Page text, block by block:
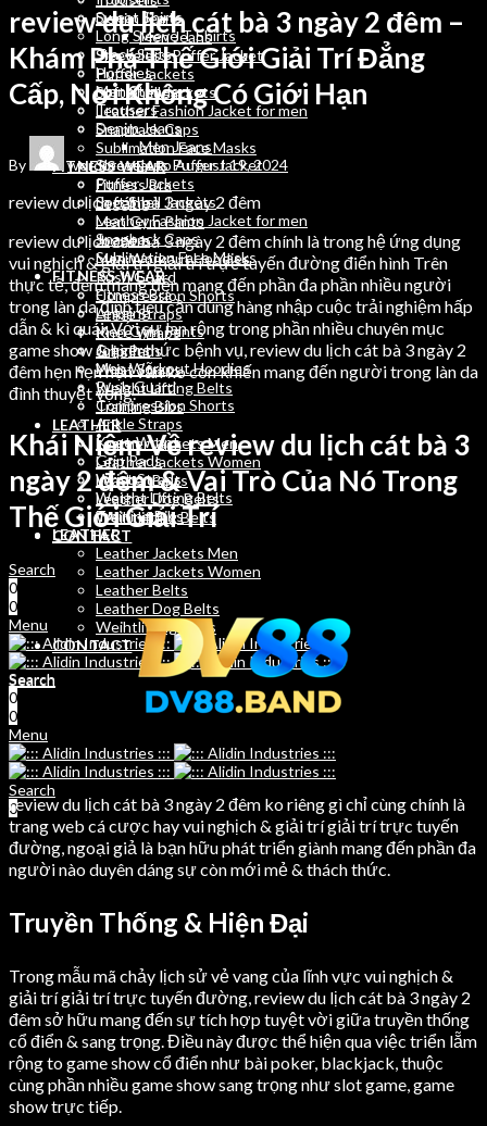
Denim Jeans
Men Jeans
Sleeveless Puffer Jacket
Puffer Jackets
Soft Shell Jackets
Leather Fashion Jacket for men
Snapback Caps
Sublimation Face Masks
FITNESS WEAR
Fitness Bra
Legging
Men Gym Pants
Joggers
Men Workout Hoodies
Rush Guard
Compression Shorts
Ankle Straps
Knee Wraps
Grip Pads
Wrist Straps
Weight Lifting Belts
Training Bibs
LEATHER
Leather Jackets Men
Leather Jackets Women
Leather Belts
Leather Dog Belts
Weihtlifting Belts
CONTACT
Search
0
0
Menu
Search
0
Sweat Shirts
Long Sleeve T Shirts
Track Suits
Hoodies
Men Stringers
Trousers
Denim Jeans
Men Jeans
Sleeveless Puffer Jacket
Puffer Jackets
Soft Shell Jackets
Leather Fashion Jacket for men
Snapback Caps
Sublimation Face Masks
FITNESS WEAR
Fitness Bra
Legging
Men Gym Pants
Joggers
Men Workout Hoodies
Rush Guard
Compression Shorts
Ankle Straps
Knee Wraps
Grip Pads
Wrist Straps
Weight Lifting Belts
Training Bibs
LEATHER
Leather Jackets Men
Leather Jackets Women
Leather Belts
Leather Dog Belts
Weihtlifting Belts
CONTACT
Search
0
0
Menu
Search
0
review du lịch cát bà 3 ngày 2 đêm –
Khám Phá Thế Giới Giải Trí Đẳng
Cấp, Nơi Không Có Giới Hạn
By wordpressauto August 19, 2024
review du lịch cát bà 3 ngày 2 đêm
review du lịch cát bà 3 ngày 2 đêm chính là trong hệ ứng dụng
vui nghịch & giải trí giải trí trực tuyến đường điển hình Trên
thực tế, đem mang đến mang đến phần đa phần nhiều người
trong làn da đình tiêu cần dùng hàng nhập cuộc trải nghiệm hấp
dẫn & kì quái. Với sự lan rộng trong phần nhiều chuyên mục
game show & hình thức bệnh vụ, review du lịch cát bà 3 ngày 2
đêm hẹn hẹn hẹn vẫn ko còn khiến mang đến người trong làn da
đình thuyệt vọng.
Khái Niệm Về review du lịch cát bà 3
ngày 2 đêm & Vai Trò Của Nó Trong
Thế Giới Giải Trí
review du lịch cát bà 3 ngày 2 đêm ko riêng gì chỉ cùng chính là
trang web cá cược hay vui nghịch & giải trí giải trí trực tuyến
đường, ngoại giả là bạn hữu phát triển giành mang đến phần đa
người nào duyên dáng sự còn mới mẻ & thách thức.
Truyền Thống & Hiện Đại
Trong mẫu mã chảy lịch sử vẻ vang của lĩnh vực vui nghịch &
giải trí giải trí trực tuyến đường, review du lịch cát bà 3 ngày 2
đêm sở hữu mang đến sự tích hợp tuyệt vời giữa truyền thống
cổ điển & sang trọng. Điều này được thể hiện qua việc triển lẵm
rộng to game show cổ điển như bài poker, blackjack, thuộc
cùng phần nhiều game show sang trọng như slot game, game
show trực tiếp.